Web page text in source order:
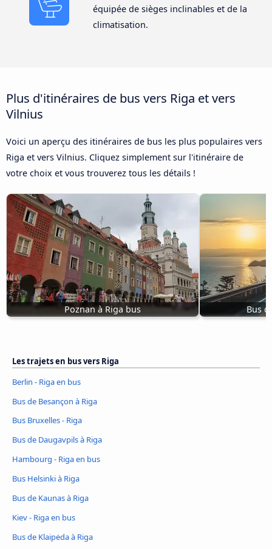
équipée de sièges inclinables et de la
climatisation.
Plus d'itinéraires de bus vers Riga et vers
Vilnius
Voici un aperçu des itinéraires de bus les plus populaires vers
Riga et vers Vilnius. Cliquez simplement sur l'itinéraire de
votre choix et vous trouverez tous les détails !
Poznan à Riga bus Bus
Les trajets en bus vers Riga
Berlin - Riga en bus
Bus de Besançon à Riga
Bus Bruxelles - Riga
Bus de Daugavpils à Riga
Hambourg - Riga en bus
Bus Helsinki à Riga
Bus de Kaunas à Riga
Kiev - Riga en bus
Bus de Klaipėda à Riga